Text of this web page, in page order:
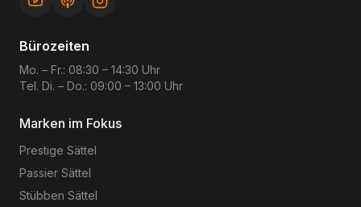
Bürozeiten
Mo. – Fr.: 08:30 – 14:30 Uhr
Tel. Di. – Do.: 09:00 – 13:00 Uhr
Marken im Fokus
Prestige Sättel
Passier Sättel
Stübben Sättel